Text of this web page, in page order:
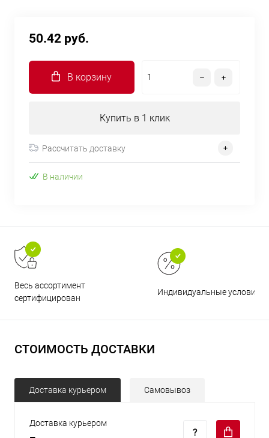
50.42 руб.
В корзину
Купить в 1 клик
Рассчитать доставку
В наличии
Весь ассортимент
сертифицирован
Индивидуальные условия
СТОИМОСТЬ ДОСТАВКИ
Доставка курьером Самовывоз
Доставка курьером